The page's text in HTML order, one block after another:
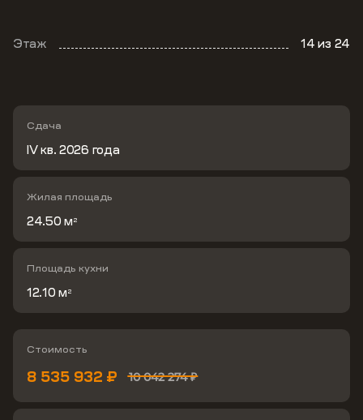
Этаж 14из 24
Сдача
IV кв. 2026 года
Жилая площадь
24.50 м 2
Площадь кухни
12.10 м 2
Стоимость
10 042 274 ₽
8 535 932 ₽